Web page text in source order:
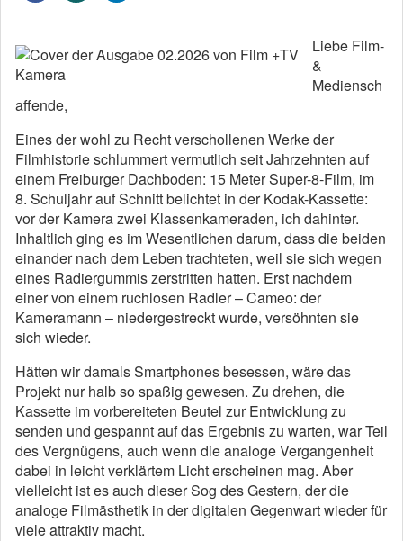
Liebe Film-
&
Mediensch
affende,
Eines der wohl zu Recht verschollenen Werke der
Filmhistorie schlummert vermutlich seit Jahrzehnten auf
einem Freiburger Dachboden: 15 Meter Super-8-Film, im
8. Schuljahr auf Schnitt belichtet in der Kodak-Kassette:
vor der Kamera zwei Klassenkameraden, ich dahinter.
Inhaltlich ging es im Wesentlichen darum, dass die beiden
einander nach dem Leben trachteten, weil sie sich wegen
eines Radiergummis zerstritten hatten. Erst nachdem
einer von einem ruchlosen Radler – Cameo: der
Kameramann – niedergestreckt wurde, versöhnten sie
sich wieder.
Hätten wir damals Smartphones besessen, wäre das
Projekt nur halb so spaßig gewesen. Zu drehen, die
Kassette im vorbereiteten Beutel zur Entwicklung zu
senden und gespannt auf das Ergebnis zu warten, war Teil
des Vergnügens, auch wenn die analoge Vergangenheit
dabei in leicht verklärtem Licht erscheinen mag. Aber
vielleicht ist es auch dieser Sog des Gestern, der die
analoge Filmästhetik in der digitalen Gegenwart wieder für
viele attraktiv macht.